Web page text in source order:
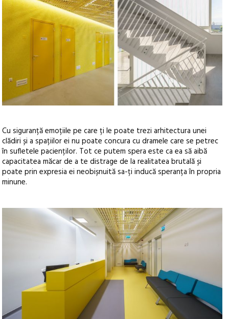
Cu siguranță emoțiile pe care ți le poate trezi arhitectura unei
clădiri și a spațiilor ei nu poate concura cu dramele care se petrec
în sufletele pacienților. Tot ce putem spera este ca ea să aibă
capacitatea măcar de a te distrage de la realitatea brutală și
poate prin expresia ei neobișnuită sa-ți inducă speranța în propria
minune.